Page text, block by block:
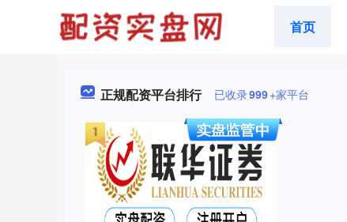
首页
正规配资平台排行 已收录999+家平台